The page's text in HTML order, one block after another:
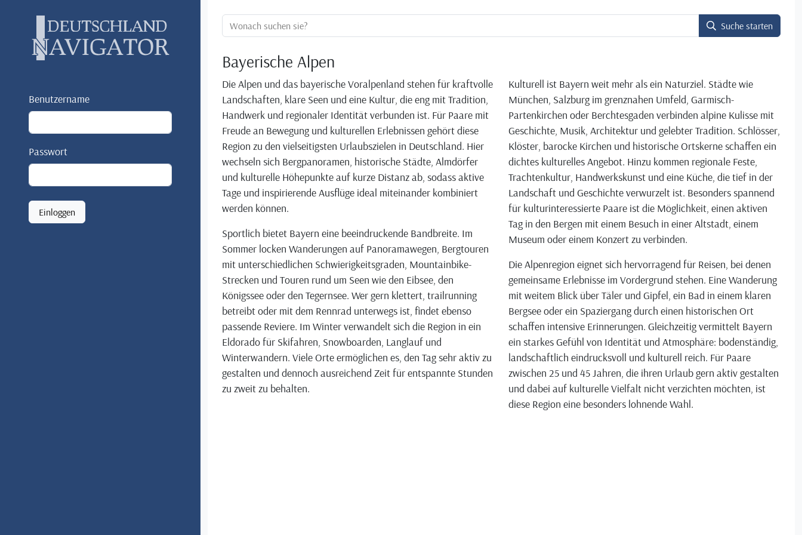
Benutzername
Passwort
Einloggen
Ortssuche: Suche starten
Bayerische Alpen
Die Alpen und das bayerische Voralpenland stehen für kraftvolle
Landschaften, klare Seen und eine Kultur, die eng mit Tradition,
Handwerk und regionaler Identität verbunden ist. Für Paare mit
Freude an Bewegung und kulturellen Erlebnissen gehört diese
Region zu den vielseitigsten Urlaubszielen in Deutschland. Hier
wechseln sich Bergpanoramen, historische Städte, Almdörfer
und kulturelle Höhepunkte auf kurze Distanz ab, sodass aktive
Tage und inspirierende Ausflüge ideal miteinander kombiniert
werden können.
Sportlich bietet Bayern eine beeindruckende Bandbreite. Im
Sommer locken Wanderungen auf Panoramawegen, Bergtouren
mit unterschiedlichen Schwierigkeitsgraden, Mountainbike-
Strecken und Touren rund um Seen wie den Eibsee, den
Königssee oder den Tegernsee. Wer gern klettert, trailrunning
betreibt oder mit dem Rennrad unterwegs ist, findet ebenso
passende Reviere. Im Winter verwandelt sich die Region in ein
Eldorado für Skifahren, Snowboarden, Langlauf und
Winterwandern. Viele Orte ermöglichen es, den Tag sehr aktiv zu
gestalten und dennoch ausreichend Zeit für entspannte Stunden
zu zweit zu behalten.
Kulturell ist Bayern weit mehr als ein Naturziel. Städte wie
München, Salzburg im grenznahen Umfeld, Garmisch-
Partenkirchen oder Berchtesgaden verbinden alpine Kulisse mit
Geschichte, Musik, Architektur und gelebter Tradition. Schlösser,
Klöster, barocke Kirchen und historische Ortskerne schaffen ein
dichtes kulturelles Angebot. Hinzu kommen regionale Feste,
Trachtenkultur, Handwerkskunst und eine Küche, die tief in der
Landschaft und Geschichte verwurzelt ist. Besonders spannend
für kulturinteressierte Paare ist die Möglichkeit, einen aktiven
Tag in den Bergen mit einem Besuch in einer Altstadt, einem
Museum oder einem Konzert zu verbinden.
Die Alpenregion eignet sich hervorragend für Reisen, bei denen
gemeinsame Erlebnisse im Vordergrund stehen. Eine Wanderung
mit weitem Blick über Täler und Gipfel, ein Bad in einem klaren
Bergsee oder ein Spaziergang durch einen historischen Ort
schaffen intensive Erinnerungen. Gleichzeitig vermittelt Bayern
ein starkes Gefühl von Identität und Atmosphäre: bodenständig,
landschaftlich eindrucksvoll und kulturell reich. Für Paare
zwischen 25 und 45 Jahren, die ihren Urlaub gern aktiv gestalten
und dabei auf kulturelle Vielfalt nicht verzichten möchten, ist
diese Region eine besonders lohnende Wahl.